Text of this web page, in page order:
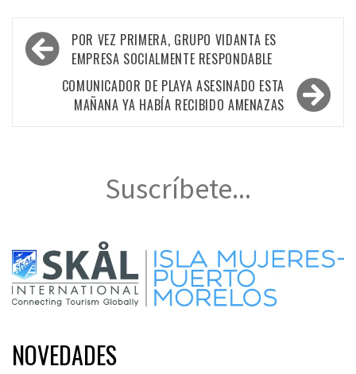
Navegación
de
entradas
POR VEZ PRIMERA, GRUPO VIDANTA ES
EMPRESA SOCIALMENTE RESPONDABLE
COMUNICADOR DE PLAYA ASESINADO ESTA
MAÑANA YA HABÍA RECIBIDO AMENAZAS
Suscríbete...
NOVEDADES